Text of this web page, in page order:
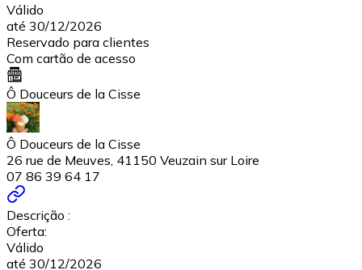
Válido
até 30/12/2026
Reservado para clientes
Com cartão de acesso
Ô Douceurs de la Cisse
Ô Douceurs de la Cisse
26 rue de Meuves, 41150 Veuzain sur Loire
07 86 39 64 17
Descrição :
Oferta:
Válido
até 30/12/2026